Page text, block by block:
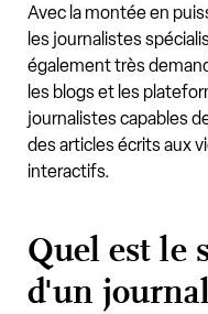
Avec la montée en
les journalistes
également très
les blogs et les
journalistes capables
des articles écrits aux
interactifs.
Quel est le
d'un